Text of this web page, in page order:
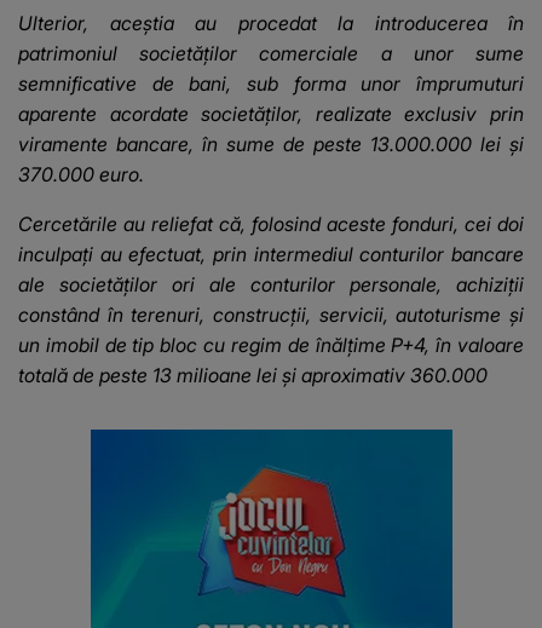
Ulterior, aceștia au procedat la introducerea în
patrimoniul societăților comerciale a unor sume
semnificative de bani, sub forma unor împrumuturi
aparente acordate societăților, realizate exclusiv prin
viramente bancare, în sume de peste 13.000.000 lei și
370.000 euro.
Cercetările au reliefat că, folosind aceste fonduri, cei doi
inculpați au efectuat, prin intermediul conturilor bancare
ale societăților ori ale conturilor personale, achiziții
constând în terenuri, construcții, servicii, autoturisme și
un imobil de tip bloc cu regim de înălțime P+4, în valoare
totală de peste 13 milioane lei și aproximativ 360.000